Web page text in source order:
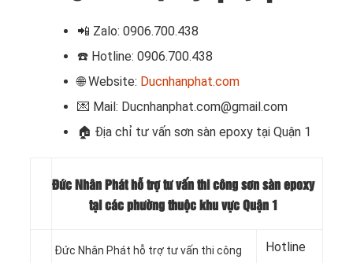
📲 Zalo: 0906.700.438
☎️ Hotline: 0906.700.438
🌐 Website: Ducnhanphat.com
💌 Mail: Ducnhanphat.com@gmail.com
🏠 Địa chỉ tư vấn sơn sàn epoxy tại Quận 1
Đức Nhân Phát hỗ trợ tư vấn thi công sơn sàn epoxy
tại các phường thuộc khu vực Quận 1
Đức Nhân Phát hỗ trợ tư vấn thi công
Hotline